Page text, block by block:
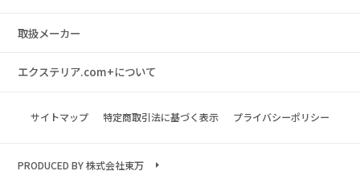
取扱メーカー
エクステリア.com+について
サイトマップ 特定商取引法に基づく表示 プライバシーポリシー
PRODUCED BY 株式会社東万